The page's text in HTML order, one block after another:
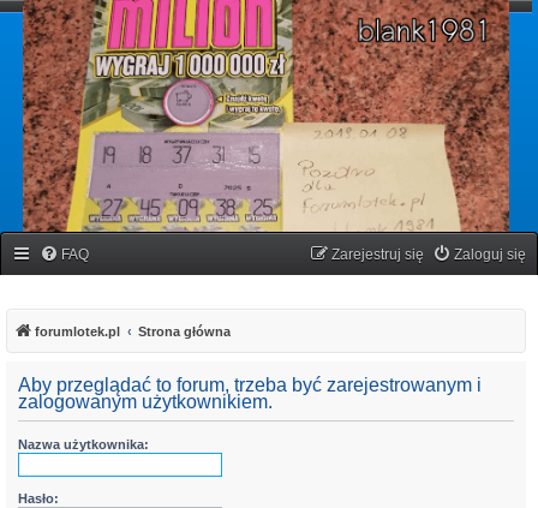
forumlotek.pl
Forum gier liczbowych
FAQ Zaloguj się
Zarejestruj się
forumlotek.pl Strona główna
Aby przeglądać to forum, trzeba być zarejestrowanym i
zalogowanym użytkownikiem.
Nazwa użytkownika:
Hasło: